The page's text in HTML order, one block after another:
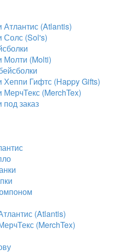
Атлантис (Atlantis)
Солс (Sol's)
Молти (Molti)
Хеппи Гифтс (Happy Gifts)
МерчТекс (MerchTex)
под заказ
(Atlantis)
(MerchTex)